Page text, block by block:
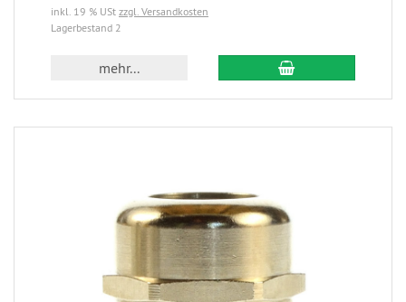
inkl. 19 % USt zzgl. Versandkosten
Lagerbestand 2
mehr...